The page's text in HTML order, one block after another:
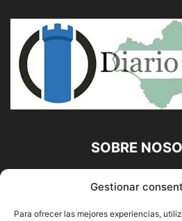
Gestionar
Para ofrecer las mejores experiencias,
SOBRE
Diario Alhaurín
Francisco E. López López |
Alhaurín de la Torre,